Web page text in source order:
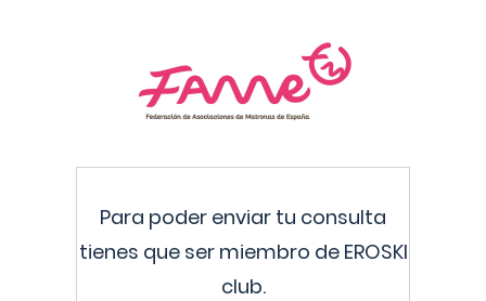
Para poder enviar tu consulta
tienes que ser miembro de EROSKI
club.